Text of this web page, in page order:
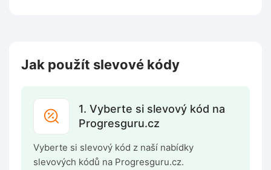
Jak použít slevové kódy
1. Vyberte si slevový kód na
Progresguru.cz
Vyberte si slevový kód z naší nabídky
slevových kódů na Progresguru.cz.